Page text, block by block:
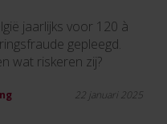
jaarlijks voor 120 à
gepleegd.
wat riskeren zij?
22 januari 2025